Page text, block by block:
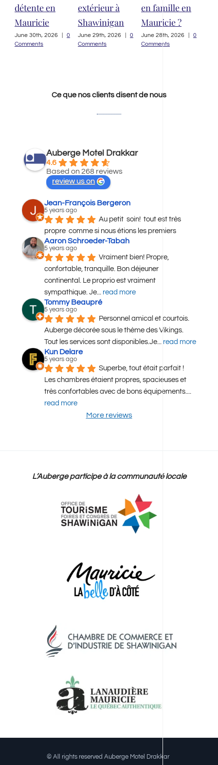
extérieur à
Shawinigan
June 29th, 2026
0
Comments
en famille en
Mauricie ?
June 28th, 2026
0
Comments
hébergement
qualité prix
Mauricie
Auberge Motel Drakkar
4.6
Based on 268 reviews
Jean-François Bergeron
5 years ago
Au petit  soin!  tout est très
propre  comme si nous étions les premiers
Aaron Schroeder-Tabah
5 years ago
Vraiment bien! Propre,
confortable, tranquille. Bon déjeuner
continental. Le proprio est vraiment
sympathique. Je ...
Tommy Beaupré
5 years ago
Personnel amical et courtois.
Auberge décorée sous le thème des Vikings.
Tout les services sont disponibles.Je
Kun Delare
5 years ago
Superbe, tout était parfait !
Les chambres étaient propres, spacieuses et
très confortables avec de bons équipements.